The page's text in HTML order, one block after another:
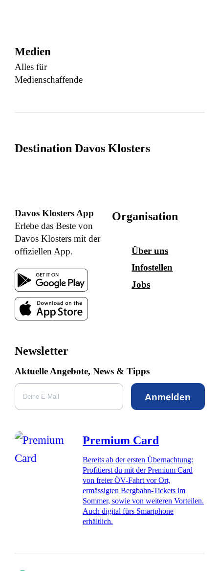
Medien
Alles für
Medienschaffende
Destination Davos Klosters
Davos Klosters App
Erlebe das Beste von
Davos Klosters mit der
offiziellen App.
Organisation
Über uns
Infostellen
Jobs
Newsletter
Aktuelle Angebote, News & Tipps
Anmelden
Premium Card
Bereits ab der ersten Übernachtung:
Profitierst du mit der Premium Card
von freier ÖV-Fahrt vor Ort,
ermässigten Bergbahn-Tickets im
Sommer, sowie von weiteren Vorteilen.
Auch digital fürs Smartphone
erhältlich.